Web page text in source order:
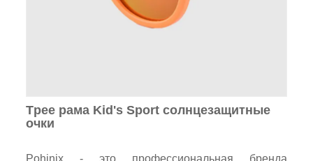
Tpee рама Kid's Sport солнцезащитные
очки
Pohinix - это профессиональная бренда